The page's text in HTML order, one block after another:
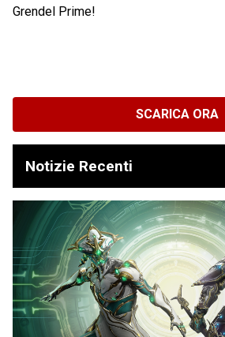
Grendel Prime!
SCARICA ORA
Notizie Recenti